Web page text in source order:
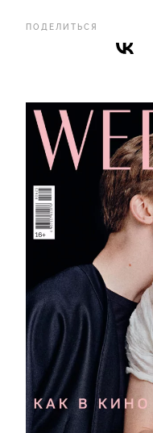
ПОДЕЛИТЬСЯ